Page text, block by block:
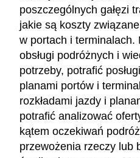
poszczególnych gałęzi
jakie są koszty
w portach i terminalach.
obsługi podróżnych i
potrzeby, potrafić
planami portów i
rozkładami jazdy i
potrafić analizować
kątem oczekiwań
przewożenia rzeczy lub